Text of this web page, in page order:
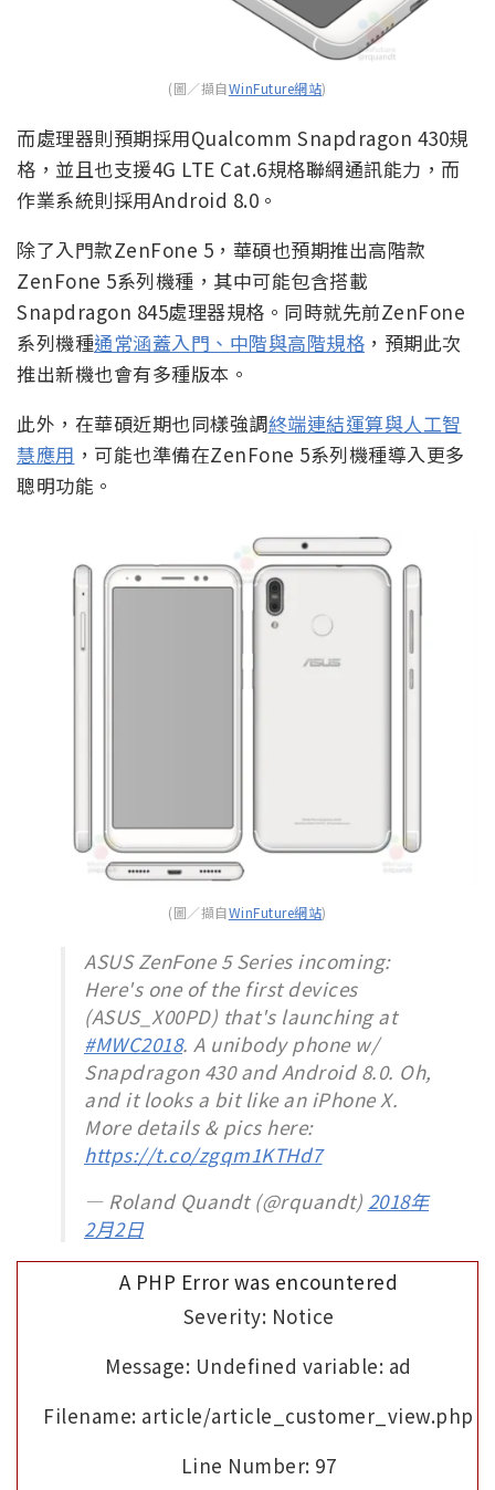
(圖／擷自WinFuture網站)
而處理器則預期採用Qualcomm Snapdragon 430規
格，並且也支援4G LTE Cat.6規格聯網通訊能力，而
作業系統則採用Android 8.0。
除了入門款ZenFone 5，華碩也預期推出高階款
ZenFone 5系列機種，其中可能包含搭載
Snapdragon 845處理器規格。同時就先前ZenFone
系列機種通常涵蓋入門、中階與高階規格 ，預期此次
推出新機也會有多種版本。
此外，在華碩近期也同樣強調終端連結運算與人工智
慧應用 ，可能也準備在ZenFone 5系列機種導入更多
聰明功能。
(圖／擷自WinFuture網站)
ASUS ZenFone 5 Series incoming:
Here's one of the first devices
(ASUS_X00PD) that's launching at
#MWC2018. A unibody phone w/
Snapdragon 430 and Android 8.0. Oh,
and it looks a bit like an iPhone X.
More details & pics here:
https://t.co/zgqm1KTHd7
— Roland Quandt (@rquandt) 2018年
2月2日
A PHP Error was encountered
Severity: Notice
Message: Undefined variable: ad
Filename: article/article_customer_view.php
Line Number: 97